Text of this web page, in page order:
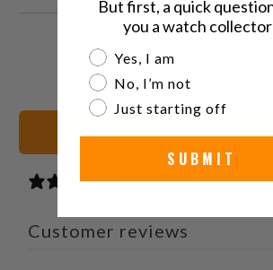
Condividi
TwitterFacebook
20mm Cinturini orologio
2 reviews
Customer reviews
But first, a quick
you a watch
Are you a watch
Yes, I am
No, I’m not
Just starting off
SUBMIT